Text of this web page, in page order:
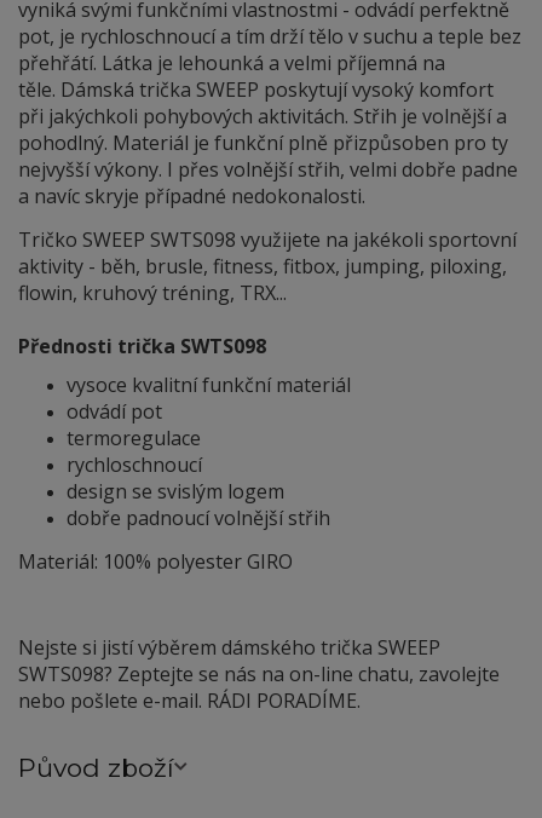
vyniká svými funkčními vlastnostmi - odvádí perfektně
pot, je rychloschnoucí a tím drží tělo v suchu a teple bez
přehřátí. Látka je lehounká a velmi příjemná na
těle. Dámská trička SWEEP poskytují vysoký komfort
při jakýchkoli pohybových aktivitách. Střih je volnější a
pohodlný. Materiál je funkční plně přizpůsoben pro ty
nejvyšší výkony. I přes volnější střih, velmi dobře padne
a navíc skryje případné nedokonalosti.
Tričko SWEEP SWTS098 využijete na jakékoli sportovní
aktivity - běh, brusle, fitness, fitbox, jumping, piloxing,
flowin, kruhový tréning, TRX...
Přednosti trička SWTS098
vysoce kvalitní funkční materiál
odvádí pot
termoregulace
rychloschnoucí
design se svislým logem
dobře padnoucí volnější střih
Materiál: 100% polyester GIRO
Nejste si jistí výběrem dámského trička SWEEP
SWTS098? Zeptejte se nás na on-line chatu, zavolejte
nebo pošlete e-mail. RÁDI PORADÍME.
Původ zboží